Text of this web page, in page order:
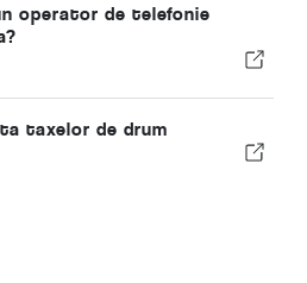
operator de telefonie
taxelor de drum